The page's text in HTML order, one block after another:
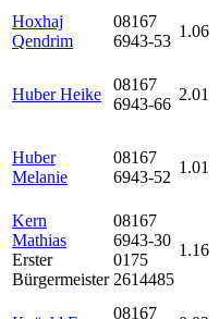
Hoxhaj
Qendrim
08167
6943-53
1.06
Huber Heike
08167
6943-66
2.01
Huber
Melanie
08167
6943-52
1.01
Kern
Mathias
Erster
Bürgermeister
08167
6943-30
0175
2614485
1.16
08167